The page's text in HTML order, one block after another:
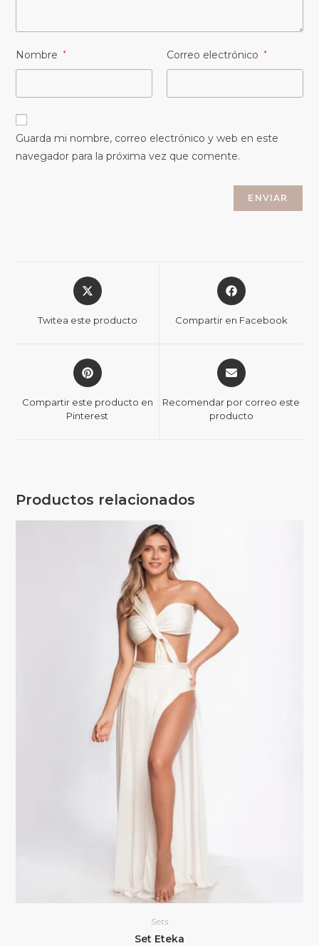
Nombre * Correo electrónico *
Guarda mi nombre, correo electrónico y web en este
navegador para la próxima vez que comente.
Twitea este producto Compartir en Facebook
Compartir este producto en
Pinterest
Recomendar por correo este
producto
Productos relacionados
Sets
Set Eteka